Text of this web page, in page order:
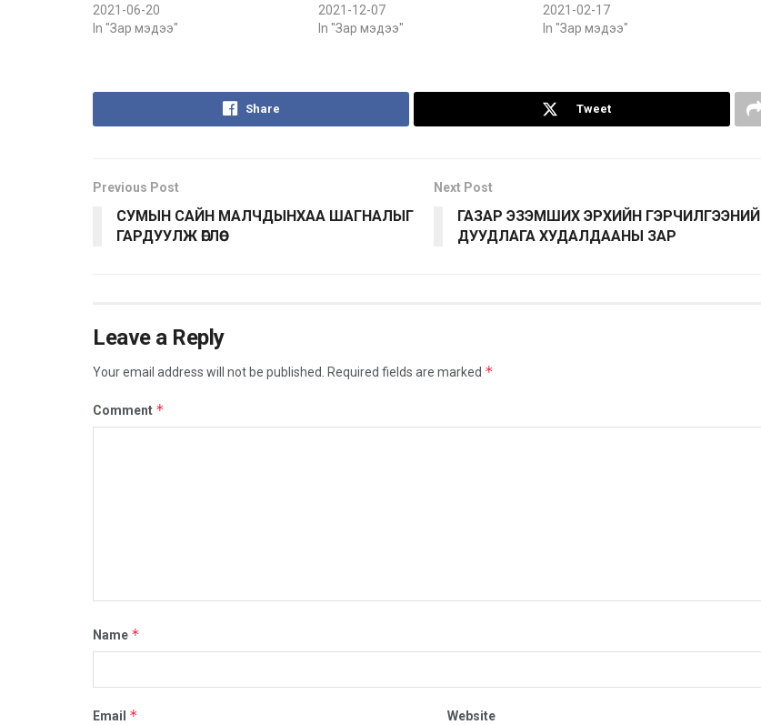
2021-06-20
In "Зар мэдээ"
2021-12-07
In "Зар мэдээ"
2021-02-17
In "Зар мэдээ"
Share Tweet
Previous Post
СУМЫН САЙН МАЛЧДЫНХАА ШАГНАЛЫГ
ГАРДУУЛЖ ӨГЛӨӨ
Next Post
ГАЗАР ЭЗЭМШИХ ЭРХИЙН ГЭРЧИЛГЭЭНИЙ
ДУУДЛАГА ХУДАЛДААНЫ ЗАР
Leave a Reply
Your email address will not be published. Required fields are marked *
Comment *
Name *
Email * Website